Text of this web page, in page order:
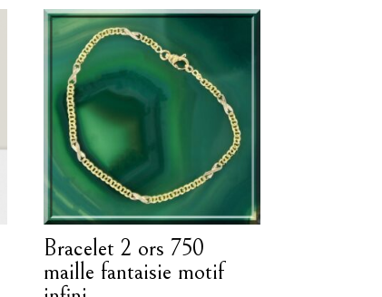
Bracelet 2 ors 750
maille fantaisie motif